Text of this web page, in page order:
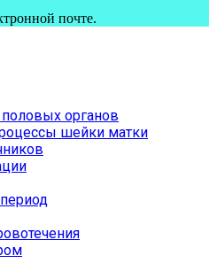
почте.
органов
шейки матки